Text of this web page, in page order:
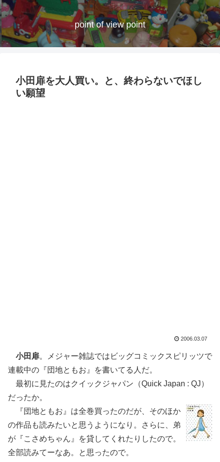
point of view point
小田扉を大人買い。と、終わらないでほし
い願望
2006.03.07
小田扉。メジャー雑誌ではビッグコミックスピリッツで
連載中の『団地ともお』を書いてる人だ。
最初に見たのはクイックジャパン（Quick Japan : QJ）
だったか。
『団地ともお』は全巻買ったのだが、そのほか
の作品も読みたいと思うようになり。さらに、弟
が『こさめちゃん』を貸してくれたりしたので。
全部読みてーなあ。と思ったので。